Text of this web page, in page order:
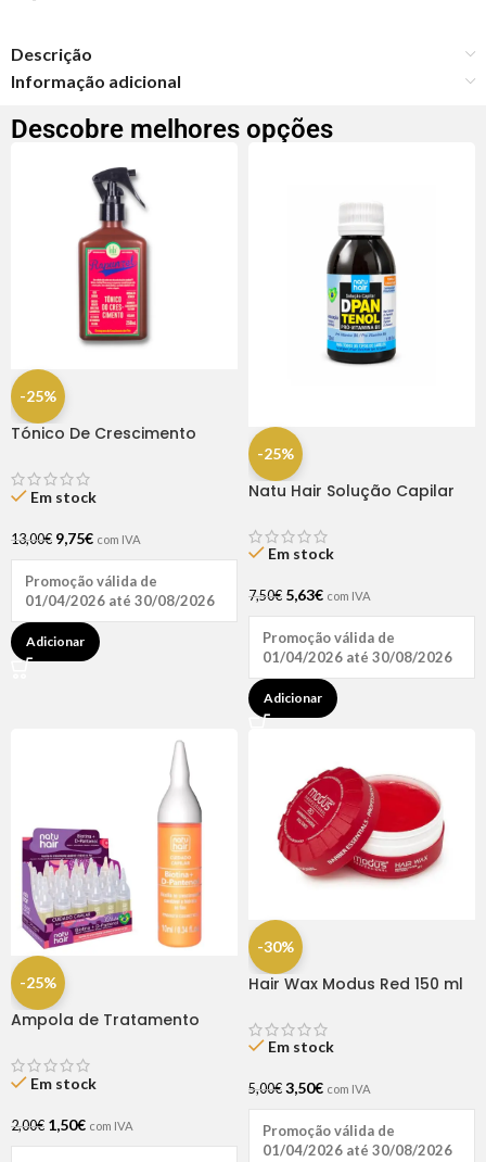
Descrição
Informação adicional
Descobre melhores opções
-25%
Tónico De Crescimento
Em stock
13,00€ 9,75€ com IVA
Promoção válida de
01/04/2026 até 30/08/2026
Adicionar
-25%
Natu Hair Solução Capilar
Em stock
7,50€ 5,63€ com IVA
Promoção válida de
01/04/2026 até 30/08/2026
Adicionar
-25%
Ampola de Tratamento
Hair (1 UNIDADE)
Em stock
2,00€ 1,50€ com IVA
-30%
Hair Wax Modus Red 150 ml
Em stock
5,00€ 3,50€ com IVA
Promoção válida de
01/04/2026 até 30/08/2026